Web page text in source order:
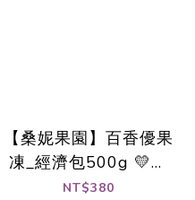
【桑妮果園】百香優果
凍_經濟包500g 💛今
夏最獨特的酸甜愛戀💛
NT$380